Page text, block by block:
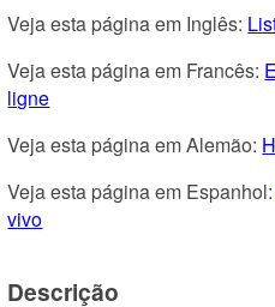
Veja esta página em Inglês:
Veja esta página em Francês:
ligne
Veja esta página em Alemão:
Veja esta página em Espanhol:
vivo
Descrição